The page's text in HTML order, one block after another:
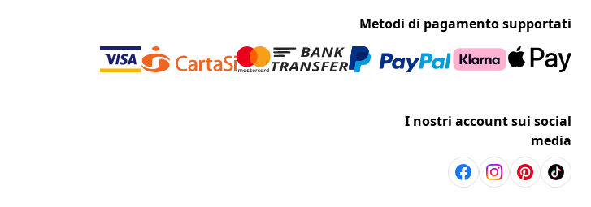
Metodi di pagamento supportati
I nostri account sui social
media